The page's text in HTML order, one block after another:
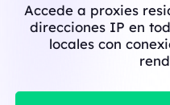
Accede a proxies
direcciones IP en
locales con